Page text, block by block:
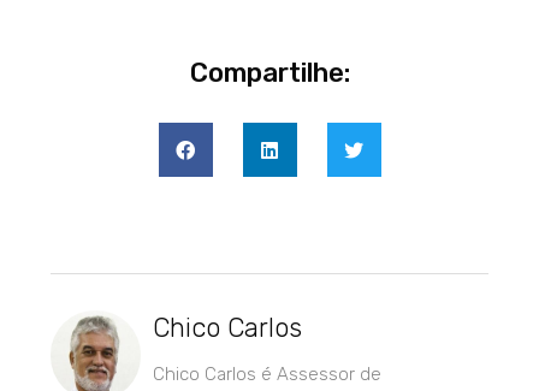
Compartilhe:
Chico Carlos
Chico Carlos é Assessor de